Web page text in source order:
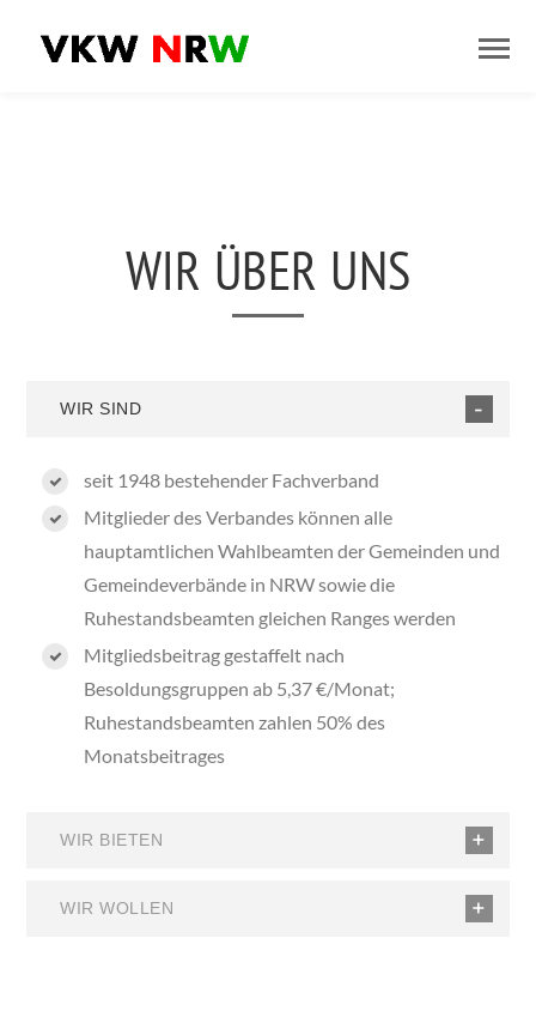
WIR ÜBER UNS
WIR SIND
seit 1948 bestehender Fachverband
Mitglieder des Verbandes können alle
hauptamtlichen Wahlbeamten der Gemeinden und
Gemeindeverbände in NRW sowie die
Ruhestandsbeamten gleichen Ranges werden
Mitgliedsbeitrag gestaffelt nach
Besoldungsgruppen ab 5,37 €/Monat;
Ruhestandsbeamten zahlen 50% des
Monatsbeitrages
WIR BIETEN
WIR WOLLEN